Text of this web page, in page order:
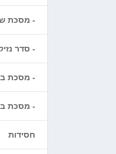
מסכת
סדר
מסכת
מסכת
חסידות